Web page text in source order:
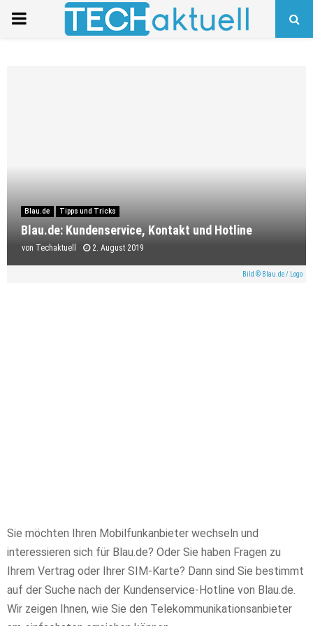
PRIMARY
Blau.de Tipps und Tricks
Blau.de: Kundenservice, Kontakt und Hotline
von Techaktuell 2. August 2019
Bild © Blau.de / Logo
Sie möchten Ihren Mobilfunkanbieter wechseln und
interessieren sich für Blau.de? Oder Sie haben Fragen zu
Ihrem Vertrag oder Ihrer SIM-Karte? Dann sind Sie bestimmt
auf der Suche nach der Kundenservice-Hotline von Blau.de.
Wir zeigen Ihnen, wie Sie den Telekommunikationsanbieter